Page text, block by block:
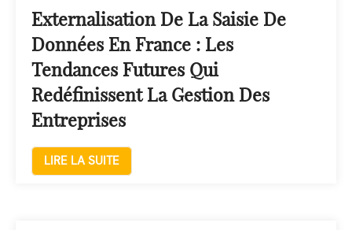
Externalisation De La Saisie De
Données En France : Les
Tendances Futures Qui
Redéfinissent La Gestion Des
Entreprises
LIRE LA SUITE